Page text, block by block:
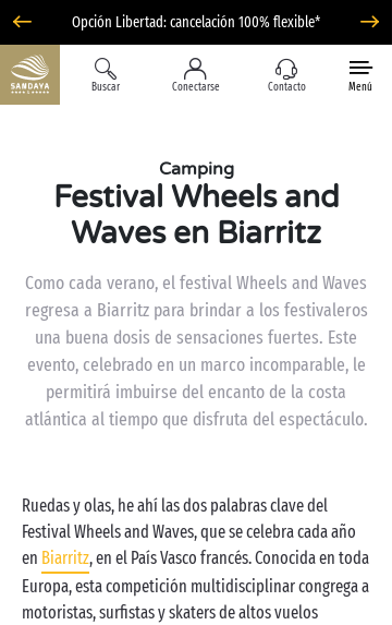
Opción Libertad: cancelación 100% flexible*
Buscar Conectarse Contacto Menú
Camping
Festival Wheels and
Waves en Biarritz
Como cada verano, el festival Wheels and Waves
regresa a Biarritz para brindar a los festivaleros
una buena dosis de sensaciones fuertes. Este
evento, celebrado en un marco incomparable, le
permitirá imbuirse del encanto de la costa
atlántica al tiempo que disfruta del espectáculo.
Ruedas y olas, he ahí las dos palabras clave del
Festival Wheels and Waves, que se celebra cada año
en Biarritz, en el País Vasco francés. Conocida en toda
Europa, esta competición multidisciplinar congrega a
motoristas, surfistas y skaters de altos vuelos